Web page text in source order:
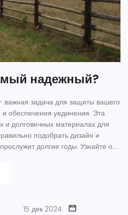
надежный?
задача для защиты вашего
и обеспечения уединения. Эта
и долговечных материалах для
подобрать дизайн и
долгие годы. Узнайте о
условиями и другими
15 дек 2024